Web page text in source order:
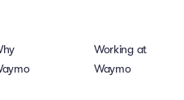
Working at
Waymo